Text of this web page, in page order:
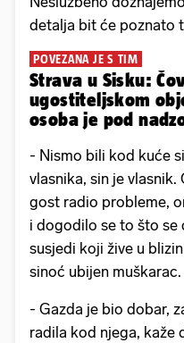
detalja bit će poznato
POVEZANA JE S TIM
Strava u Sisku:
ugostiteljskom
osoba je pod
- Nismo bili kod kuće
vlasnika, sin je vlasnik.
gost radio probleme,
i dogodilo se to što
susjedi koji žive u
sinoć ubijen muškarac.
- Gazda je bio dobar,
radila kod njega, kaže